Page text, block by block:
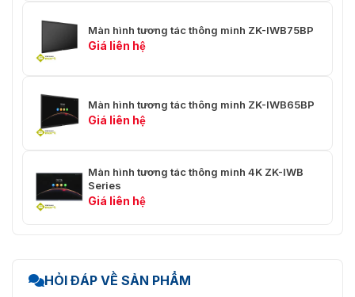
Màn hình tương tác thông minh ZK-IWB75BP
Giá liên hệ
Màn hình tương tác thông minh ZK-IWB65BP
Giá liên hệ
Màn hình tương tác thông minh 4K ZK-IWB
Series
Giá liên hệ
HỎI ĐÁP VỀ SẢN PHẨM